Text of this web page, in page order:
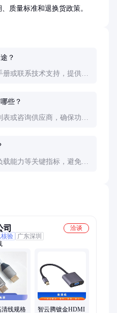
质量标准和退换货政策。
？
或联系技术支持，提供具
些？
表或咨询供应商，确保功能
能力等关键指标，避免因
司
洽谈
核验
广东深圳
线规格
智云腾镀金HDMI